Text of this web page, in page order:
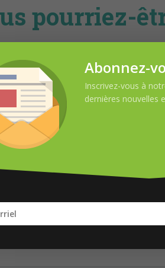
pourriez-
DEMANDE
Abonnez-
Inscrivez-vous à
dernières nouvelles